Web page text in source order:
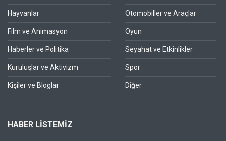
Hayvanlar
Film ve Animasyon
Haberler ve Politika
Kuruluşlar ve Aktivizm
Kişiler ve Bloglar
Otomobiller ve Araçlar
Oyun
Seyahat ve Etkinlikler
Spor
Diğer
HABER LİSTEMİZ